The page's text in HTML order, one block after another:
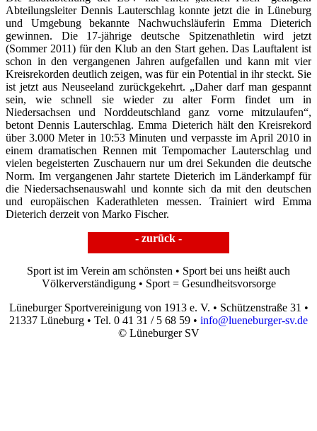
Abteilungsleiter Dennis Lauterschlag konnte jetzt die in Lüneburg
und Umgebung bekannte Nachwuchsläuferin Emma Dieterich
gewinnen. Die 17-jährige deutsche Spitzenathletin wird jetzt
(Sommer 2011) für den Klub an den Start gehen. Das Lauftalent ist
schon in den vergangenen Jahren aufgefallen und kann mit vier
Kreisrekorden deutlich zeigen, was für ein Potential in ihr steckt. Sie
ist jetzt aus Neuseeland zurückgekehrt. „Daher darf man gespannt
sein, wie schnell sie wieder zu alter Form findet um in
Niedersachsen und Norddeutschland ganz vorne mitzulaufen“,
betont Dennis Lauterschlag. Emma Dieterich hält den Kreisrekord
über 3.000 Meter in 10:53 Minuten und verpasste im April 2010 in
einem dramatischen Rennen mit Tempomacher Lauterschlag und
vielen begeisterten Zuschauern nur um drei Sekunden die deutsche
Norm. Im vergangenen Jahr startete Dieterich im Länderkampf für
die Niedersachsenauswahl und konnte sich da mit den deutschen
und europäischen Kaderathleten messen. Trainiert wird Emma
Dieterich derzeit von Marko Fischer.
- zurück -
Sport ist im Verein am schönsten • Sport bei uns heißt auch
Völkerverständigung • Sport = Gesundheitsvorsorge
Lüneburger Sportvereinigung von 1913 e. V. • Schützenstraße 31 •
21337 Lüneburg • Tel. 0 41 31 / 5 68 59 • info@lueneburger-sv.de
© Lüneburger SV